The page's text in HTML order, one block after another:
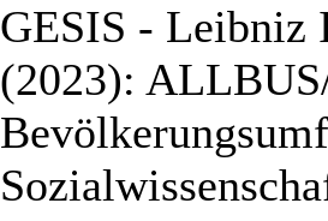
GESIS - Leibniz
(2023):